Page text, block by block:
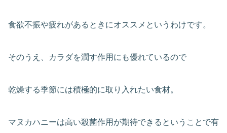
食欲不振や疲れがあるときにオススメというわけです。
そのうえ、カラダを潤す作用にも優れているので
乾燥する季節には積極的に取り入れたい食材。
マヌカハニーは高い殺菌作用が期待できるということで有